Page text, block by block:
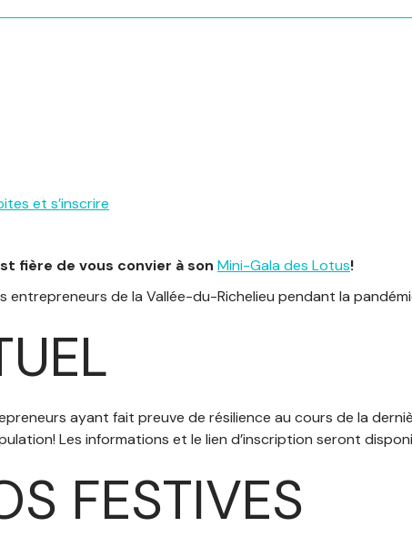
et s’inscrire
fière de vous convier à son Mini-Gala des Lotus!
de la Vallée-du-Richelieu pendant la
ayant fait preuve de résilience au cours de la
Les informations et le lien d’inscription seront
FESTIVES